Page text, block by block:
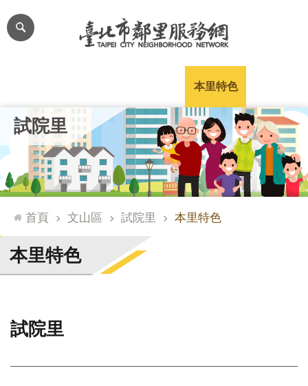
跳到主要內容區塊
網
站
台
通
臺
北
市
門
整
試院里
本里特色
首頁 文山區 試院里 本里特色
本里特色
試院里